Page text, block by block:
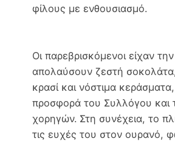
φίλους με ενθουσιασμό.
Οι παρεβρισκόμενοι είχαν
απολαύσουν ζεστή
κρασί και νόστιμα
προσφορά του Συλλόγου και
χορηγών. Στη συνέχεια, το
τις ευχές του στον ουρανό,